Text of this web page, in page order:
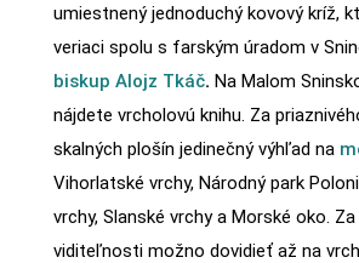
umiestnený jednoduchý kovový kríž,
veriaci spolu s farským úradom v
biskup Alojz Tkáč. Na Malom
nájdete vrcholovú knihu. Za
skalných plošín jedinečný výhľad na
Vihorlatské vrchy, Národný park
vrchy, Slanské vrchy a Morské oko.
viditeľnosti možno dovidieť až na